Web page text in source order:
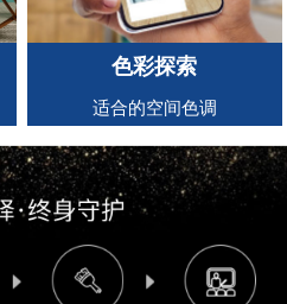
色彩探索
适合的空间色调